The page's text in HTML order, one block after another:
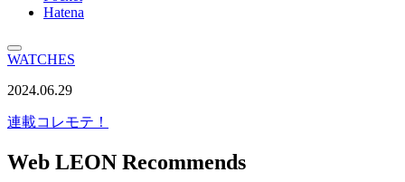
Hatena
WATCHES
2024.06.29
連載コレモテ！
Web LEON Recommends